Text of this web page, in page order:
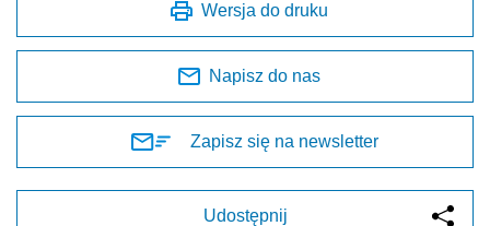
Wersja do druku
Napisz do nas
Zapisz się na newsletter
Udostępnij